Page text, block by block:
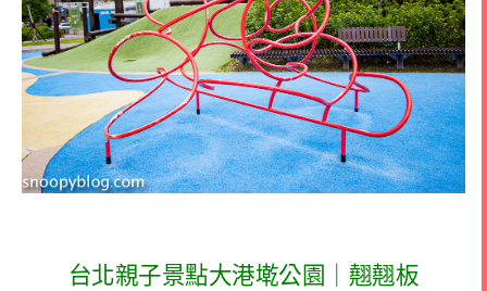
台北親子景點大港墘公園｜翹翹板